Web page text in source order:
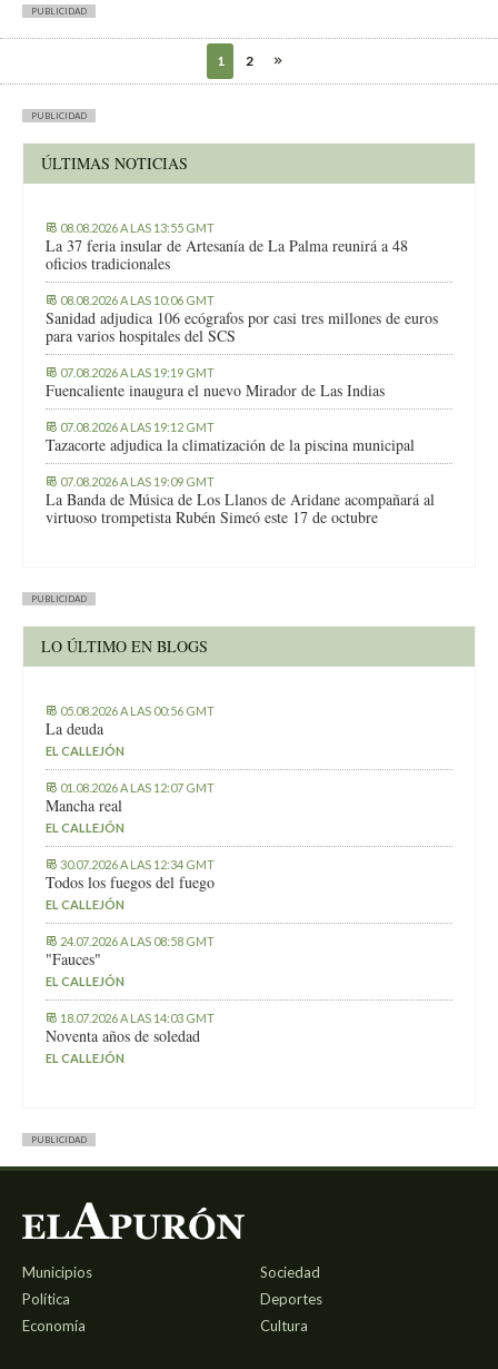
PUBLICIDAD
1 2
PUBLICIDAD
ÚLTIMAS NOTICIAS
08.08.2026 A LAS 13:55 GMT
La 37 feria insular de Artesanía de La Palma reunirá a 48
oficios tradicionales
08.08.2026 A LAS 10:06 GMT
Sanidad adjudica 106 ecógrafos por casi tres millones de euros
para varios hospitales del SCS
07.08.2026 A LAS 19:19 GMT
Fuencaliente inaugura el nuevo Mirador de Las Indias
07.08.2026 A LAS 19:12 GMT
Tazacorte adjudica la climatización de la piscina municipal
07.08.2026 A LAS 19:09 GMT
La Banda de Música de Los Llanos de Aridane acompañará al
virtuoso trompetista Rubén Simeó este 17 de octubre
PUBLICIDAD
LO ÚLTIMO EN BLOGS
05.08.2026 A LAS 00:56 GMT
La deuda
EL CALLEJÓN
01.08.2026 A LAS 12:07 GMT
Mancha real
EL CALLEJÓN
30.07.2026 A LAS 12:34 GMT
Todos los fuegos del fuego
EL CALLEJÓN
24.07.2026 A LAS 08:58 GMT
"Fauces"
EL CALLEJÓN
18.07.2026 A LAS 14:03 GMT
Noventa años de soledad
EL CALLEJÓN
PUBLICIDAD
Municipios
Política
Economía
Sociedad
Deportes
Cultura